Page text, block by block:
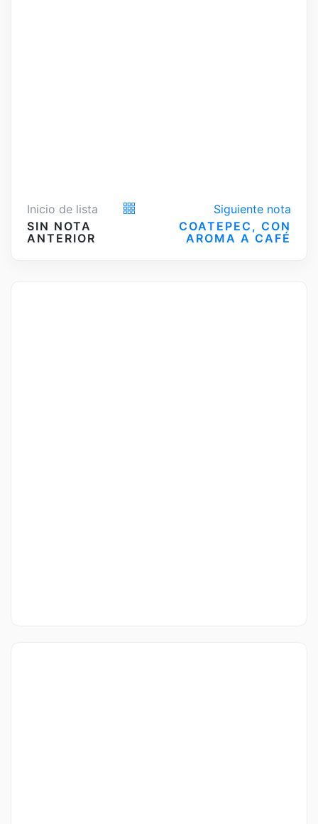
Inicio de lista
SIN NOTA
ANTERIOR
Siguiente nota
COATEPEC, CON
AROMA A CAFÉ